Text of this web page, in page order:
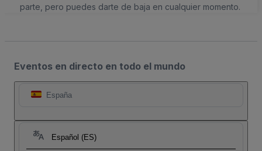
parte, pero puedes darte de baja en cualquier momento.
Eventos en directo en todo el mundo
España
Español (ES)